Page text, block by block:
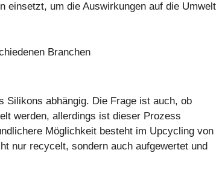
einsetzt, um die Auswirkungen auf die Umwelt
abhängig. Die Frage ist auch, ob
werden, allerdings ist dieser Prozess
Möglichkeit besteht im Upcycling von
nur recycelt, sondern auch aufgewertet und